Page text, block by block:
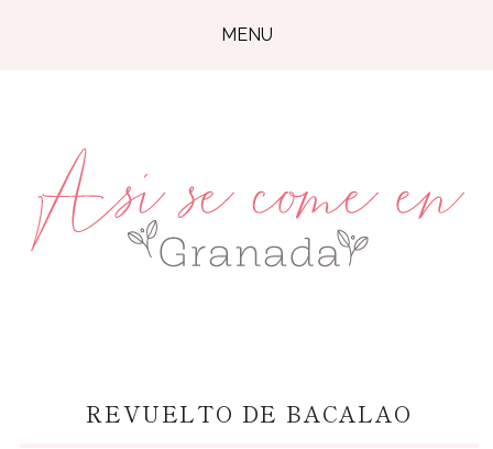
MENU
REVUELTO DE BACALAO